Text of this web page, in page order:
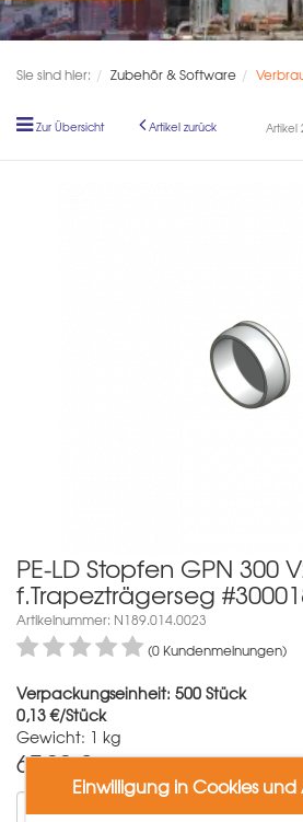
Sie sind hier: Zubehör & Software
Zur Übersicht Artikel zurück Artikel
PE-LD Stopfen GPN 300
f.Trapezträgerseg
Artikelnummer: N189.014.0023
(0 Kundenmeinungen)
Verpackungseinheit: 500 Stück
0,13 €/Stück
Gewicht: 1 kg
67,00€
In den
Einwilligung in Cookies